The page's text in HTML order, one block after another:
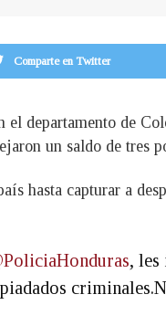
Comparte en Twitter
el departamento de
un saldo de tres
hasta capturar a
,